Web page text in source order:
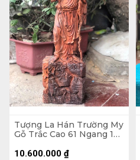
Tượng La Hán Trường My
Gỗ Trắc Cao 61 Ngang 19
10.600.000 ₫